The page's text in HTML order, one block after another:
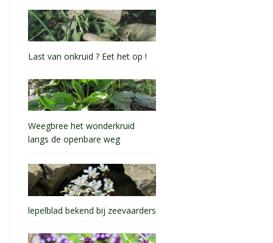
Last van onkruid ? Eet het op !
Weegbree het wonderkruid
langs de openbare weg
lepelblad bekend bij zeevaarders